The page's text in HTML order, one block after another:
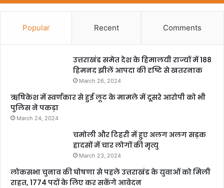
Popular Recent Comments
उत्तराखंड समेत देश के हिमालयी राज्यों में 188
हिमनद झीलें आपदा की दृष्टि से खतरनाक
March 26, 2024
ऋषिकेश में स्वर्णकार से हुई लूट के मामले में दूसरे आरोपी को भी
पुलिस ने पकड़ा
March 24, 2024
चमोली और टिहरी में हुए अलग अलग सड़क
हादसों में चार लोगों की मृत्यु
March 23, 2024
लोकसभा चुनाव की घोषणा से पहले उत्तराखंड के युवाओं को मिली
राहत, 1774 पदों के लिए कर सकेंगे आवेदन